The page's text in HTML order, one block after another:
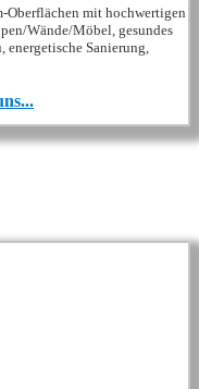
Oberflächen mit hochwertigen
Wände/Möbel, gesundes
Sanierung,